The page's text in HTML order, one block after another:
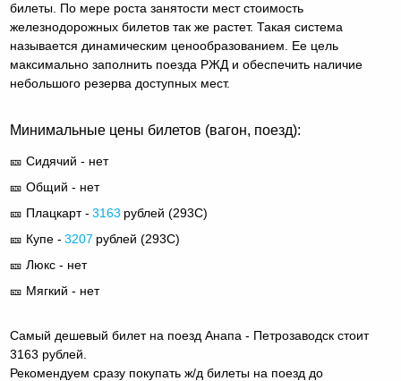
билеты. По мере роста занятости мест стоимость
железнодорожных билетов так же растет. Такая система
называется динамическим ценообразованием. Ее цель
максимально заполнить поезда РЖД и обеспечить наличие
небольшого резерва доступных мест.
Минимальные цены билетов (вагон, поезд):
🎫 Сидячий - нет
🎫 Общий - нет
🎫 Плацкарт - 3163 рублей (293С)
🎫 Купе - 3207 рублей (293С)
🎫 Люкс - нет
🎫 Мягкий - нет
Самый дешевый билет на поезд Анапа - Петрозаводск стоит
3163 рублей.
Рекомендуем сразу покупать ж/д билеты на поезд до